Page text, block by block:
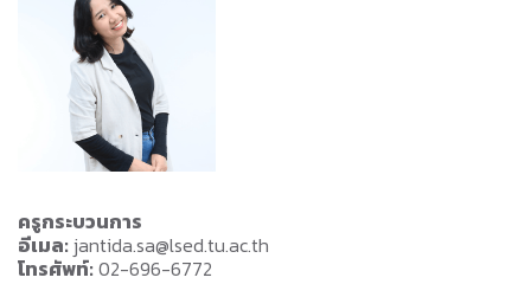
ครูกระบวนการ
อีเมล:jantida.sa@lsed.tu.ac.th
โทรศัพท์:02-696-6772